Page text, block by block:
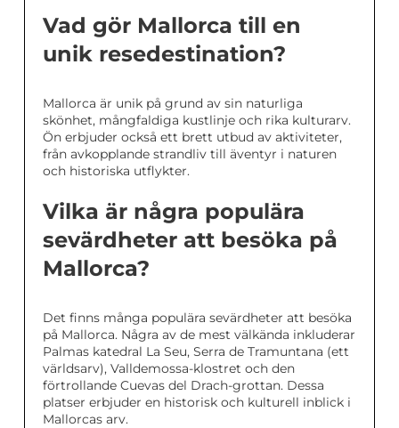
Vad gör Mallorca till en
unik resedestination?
Mallorca är unik på grund av sin naturliga
skönhet, mångfaldiga kustlinje och rika kulturarv.
Ön erbjuder också ett brett utbud av aktiviteter,
från avkopplande strandliv till äventyr i naturen
och historiska utflykter.
Vilka är några populära
sevärdheter att besöka på
Mallorca?
Det finns många populära sevärdheter att besöka
på Mallorca. Några av de mest välkända inkluderar
Palmas katedral La Seu, Serra de Tramuntana (ett
världsarv), Valldemossa-klostret och den
förtrollande Cuevas del Drach-grottan. Dessa
platser erbjuder en historisk och kulturell inblick i
Mallorcas arv.